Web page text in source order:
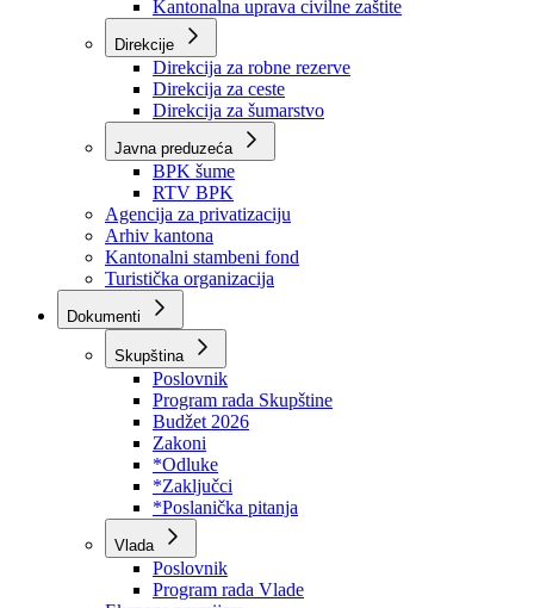
Kantonalna uprava za inspekcijske poslove
Kantonalna uprava civilne zaštite
Direkcije
Direkcija za robne rezerve
Direkcija za ceste
Direkcija za šumarstvo
Javna preduzeća
BPK šume
RTV BPK
Agencija za privatizaciju
Arhiv kantona
Kantonalni stambeni fond
Turistička organizacija
Dokumenti
Skupština
Poslovnik
Program rada Skupštine
Budžet 2026
Zakoni
*Odluke
*Zaključci
*Poslanička pitanja